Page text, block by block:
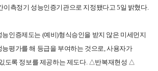
이측정기 성능인증기관으로 지정됐다고 5일 밝혔다.
인증제도는 (예비)형식승인을 받지 않은 미세먼지
평가를 해 등급을 부여하는 것으로, 사용자가
도록 정보를 제공하는 제도다. △반복재현성 △